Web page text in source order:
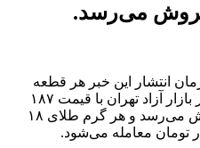
۲۰ بهمن ۱۴۰۴ در زمان انتشار این خبر هر قطعه
سکه تمام بهار آزادی طرح جدید در بازار آزاد تهران با قیمت ۱۸۷
میلیون و ۵۰۰ هزار تومان به فروش می‌رسد و هر گرم طلای ۱۸